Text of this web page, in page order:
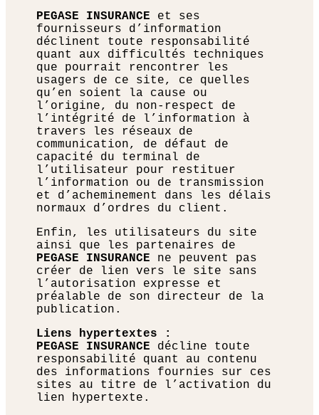
PEGASE INSURANCE et ses
fournisseurs d’information
déclinent toute responsabilité
quant aux difficultés techniques
que pourrait rencontrer les
usagers de ce site, ce quelles
qu’en soient la cause ou
l’origine, du non-respect de
l’intégrité de l’information à
travers les réseaux de
communication, de défaut de
capacité du terminal de
l’utilisateur pour restituer
l’information ou de transmission
et d’acheminement dans les délais
normaux d’ordres du client.
Enfin, les utilisateurs du site
ainsi que les partenaires de
PEGASE INSURANCE ne peuvent pas
créer de lien vers le site sans
l’autorisation expresse et
préalable de son directeur de la
publication.
Liens hypertextes :
PEGASE INSURANCE décline toute
responsabilité quant au contenu
des informations fournies sur ces
sites au titre de l’activation du
lien hypertexte.